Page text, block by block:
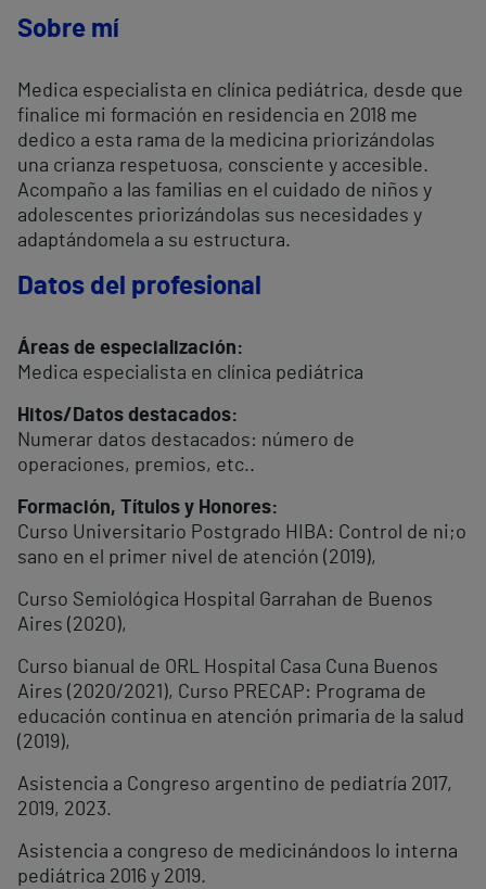
Sobre mí
Medica especialista en clínica pediátrica, desde que
finalice mi formación en residencia en 2018 me
dedico a esta rama de la medicina priorizándolas
una crianza respetuosa, consciente y accesible.
Acompaño a las familias en el cuidado de niños y
adolescentes priorizándolas sus necesidades y
adaptándomela a su estructura.
Datos del profesional
Áreas de especialización:
Medica especialista en clínica pediátrica
Hitos/Datos destacados:
Numerar datos destacados: número de
operaciones, premios, etc..
Formación, Títulos y Honores:
Curso Universitario Postgrado HIBA: Control de ni;o
sano en el primer nivel de atención (2019),
Curso Semiológica Hospital Garrahan de Buenos
Aires (2020),
Curso bianual de ORL Hospital Casa Cuna Buenos
Aires (2020/2021), Curso PRECAP: Programa de
educación continua en atención primaria de la salud
(2019),
Asistencia a Congreso argentino de pediatría 2017,
2019, 2023.
Asistencia a congreso de medicinándoos lo interna
pediátrica 2016 y 2019.